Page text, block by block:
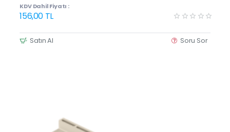
KDV Dahil Fiyatı :
156,00 TL
Satın Al Soru Sor